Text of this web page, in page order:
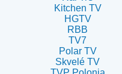
Kitchen TV
HGTV
RBB
TV7
Polar TV
Skvelé TV